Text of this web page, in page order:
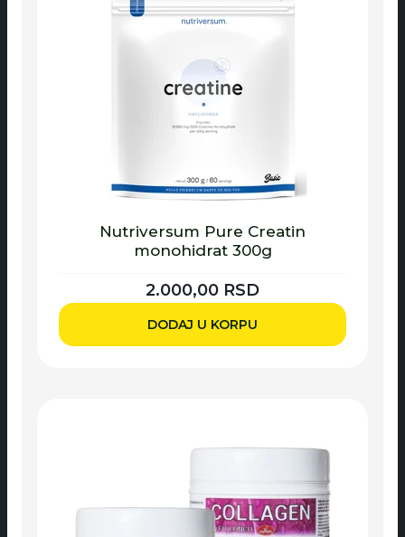
Nutriversum Pure Creatin
monohidrat 300g
2.000,00 RSD
DODAJ U KORPU